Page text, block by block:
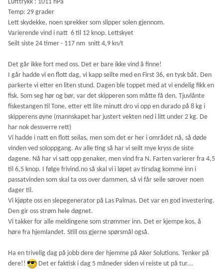
Lufttrykk : 1011 hPa
Temp: 29 grader
Lett skydekke, noen sprekker som slipper solen gjennom.
Varierende vind i natt 6 til 12 knop. Lettskyet
Seilt siste 24 timer - 117 nm snitt 4,9 kn/t
Det går ikke fort med oss. Det er bare ikke vind å finne!
I går hadde vi en flott dag, vi kapp seilte med en First 36, en tysk båt. Den
parkerte vi etter en liten stund. Dagen ble toppet med at vi endelig fikk en
fisk. Som seg hør og bør, var det skipperen som måtte få den. Tjuvlånte
fiskestangen til Tone, etter ett lite minutt dro vi opp en durado på 8 kg i
skipperens øyne (mannskapet har justert vekten ned i litt under 2 kg. De
har nok dessverre rett)
Vi hadde i natt en flott seilas, men som det er her i området nå, så døde
vinden ved soloppgang. Av alle ting så har vi seilt mye kryss de siste
dagene. Nå har vi satt opp genaker, men vind fra N. Farten varierer fra 4,5
til 6,5 knop. I følge frivind.no så skal vi i løpet av tirsdag komme inn i
passatvinden som skal ta oss over dammen, så vi får seile sørover noen
dager til.
Vi kjøpte oss en slepegenerator på Las Palmas. Det var en god investering.
Den gir oss strøm hele døgnet.
Vi takker for alle meldingene som strømmer inn. Det er kjempe kos, å
høre fra hjemlandet. Still oss gjerne spørsmål også.
Ha en trivelig dag på jobb dere der hjemme på Aker Solutions. Tenker på
dere!!
Det er faktisk i dag 5 måneder siden vi reiste ut på tur...